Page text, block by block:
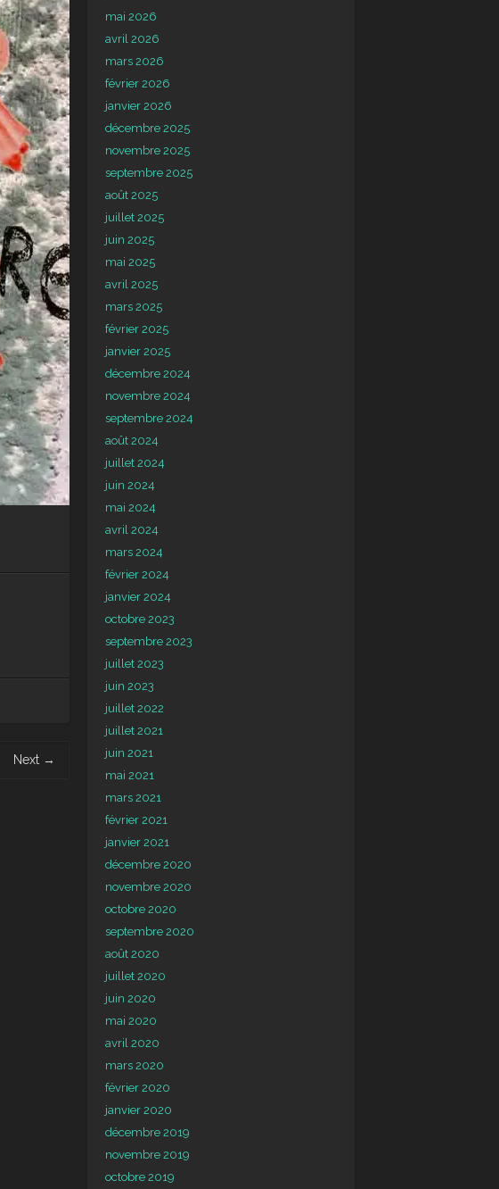
Next →
mai 2026
avril 2026
mars 2026
février 2026
janvier 2026
décembre 2025
novembre 2025
septembre 2025
août 2025
juillet 2025
juin 2025
mai 2025
avril 2025
mars 2025
février 2025
janvier 2025
décembre 2024
novembre 2024
septembre 2024
août 2024
juillet 2024
juin 2024
mai 2024
avril 2024
mars 2024
février 2024
janvier 2024
octobre 2023
septembre 2023
juillet 2023
juin 2023
juillet 2022
juillet 2021
juin 2021
mai 2021
mars 2021
février 2021
janvier 2021
décembre 2020
novembre 2020
octobre 2020
septembre 2020
août 2020
juillet 2020
juin 2020
mai 2020
avril 2020
mars 2020
février 2020
janvier 2020
décembre 2019
novembre 2019
octobre 2019